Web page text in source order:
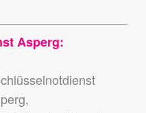
Asperg: